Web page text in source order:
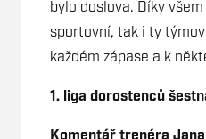
bylo doslova. Díky
sportovní, tak i ty
každém zápase a k
1. liga dorostenců